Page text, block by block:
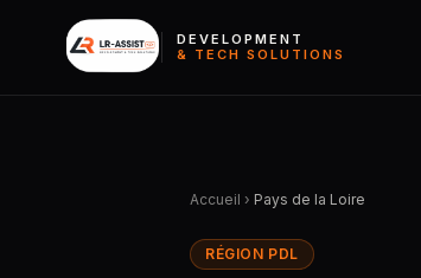
DEVELOPMENT
& TECH SOLUTIONS
Accueil › Pays de la Loire
RÉGION PDL